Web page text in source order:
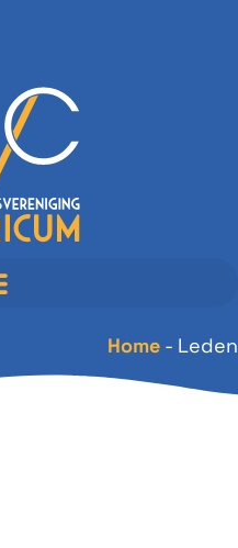
Home - Leden